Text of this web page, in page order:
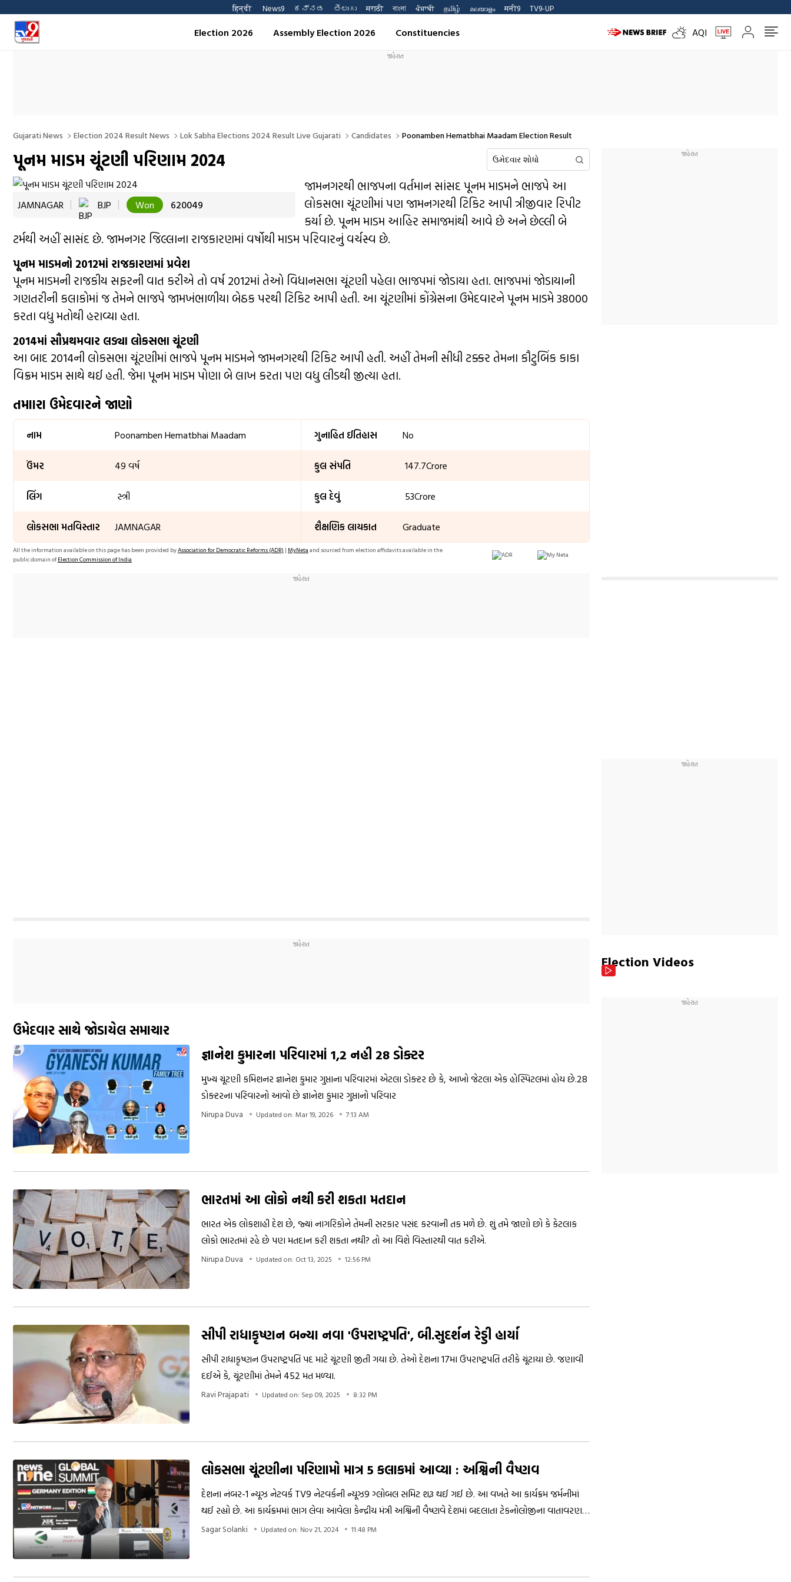
हिन्दी News9 ಕನ್ನಡ తెలుగు मराठी বাংলা ਪੰਜਾਬੀ தமிழ் മലയാളം मनी9 TV9-UP
Election 2026 Assembly Election 2026 Constituencies AQI
Gujarati News Election 2024 Result News Lok Sabha Elections 2024 Result Live Gujarati Candidates Poonamben Hematbhai Maadam Election Result
પૂનમ માડમ ચૂંટણી પરિણામ 2024
JAMNAGAR BJP Won 620049
જામનગરથી ભાજપના વર્તમાન સાંસદ પૂનમ માડમને ભાજપે આ
લોકસભા ચૂંટણીમાં પણ જામનગરથી ટિકિટ આપી ત્રીજીવાર રિપીટ
કર્યા છે. પૂનમ માડમ આહિર સમાજમાંથી આવે છે અને છેલ્લી બે
ટર્મથી અહીં સાસંદ છે. જામનગર જિલ્લાના રાજકારણમાં વર્ષોથી માડમ પરિવારનું વર્ચસ્વ છે.
પૂનમ માડમનો 2012માં રાજકારણમાં પ્રવેશ
પૂનમ માડમની રાજકીય સફરની વાત કરીએ તો વર્ષ 2012માં તેઓ વિધાનસભા ચૂંટણી પહેલા ભાજપમાં જોડાયા હતા. ભાજપમાં જોડાયાની
ગણતરીની કલાકોમાં જ તેમને ભાજપે જામખંભાળીયા બેઠક પરથી ટિકિટ આપી હતી. આ ચૂંટણીમાં કોંગ્રેસના ઉમેદવારને પૂનમ માડમે 38000
કરતા વધુ મતોથી હરાવ્યા હતા.
2014માં સૌપ્રથમવાર લડ્યા લોકસભા ચૂંટણી
આ બાદ 2014ની લોકસભા ચૂંટણીમાં ભાજપે પૂનમ માડમને જામનગરથી ટિકિટ આપી હતી. અહીં તેમની સીધી ટક્કર તેમના કૌટુબિંક કાકા
વિક્રમ માડમ સાથે થઈ હતી. જેમા પૂનમ માડમ પોણા બે લાખ કરતા પણ વધુ લીડથી જીત્યા હતા.
તમાારા ઉમેદવારને જાણો
નામ Poonamben Hematbhai Maadam
ઉંમર 49 વર્ષ
લિંગ સ્ત્રી
લોકસભા મતવિસ્તાર JAMNAGAR
ગુનાહિત ઈતિહાસ No
કુલ સંપતિ ₹ 147.7Crore
કુલ દેવું ₹ 53Crore
શૈક્ષણિક લાયકાત Graduate
All the information available on this page has been provided byAssociation for Democratic Reforms (ADR) | MyNeta and sourced from election affidavits available in the
public domain of Election Commission of India
ઉમેદવાર સાથે જોડાયેલ સમાચાર
જ્ઞાનેશ કુમારના પરિવારમાં 1,2 નહી 28 ડોક્ટર
મુખ્ય ચૂંટણી કમિશનર જ્ઞાનેશ કુમાર ગુપ્તાના પરિવારમાં એટલા ડોક્ટર છે કે, આખો જેટલા એક હોસ્પિટલમાં હોય છે.28
ડોક્ટરના પરિવારનો આવો છે જ્ઞાનેશ કુમાર ગુપ્તાનો પરિવાર
Nirupa Duva Updated on: Mar 19, 2026 7:13 AM
ભારતમાં આ લોકો નથી કરી શકતા મતદાન
ભારત એક લોકશાહી દેશ છે, જ્યાં નાગરિકોને તેમની સરકાર પસંદ કરવાની તક મળે છે. શું તમે જાણો છો કે કેટલાક
લોકો ભારતમાં રહે છે પણ મતદાન કરી શકતા નથી? તો આ વિશે વિસ્તારથી વાત કરીએ.
Nirupa Duva Updated on: Oct 13, 2025 12:56 PM
સીપી રાધાકૃષ્ણન બન્યા નવા 'ઉપરાષ્ટ્રપતિ', બી.સુદર્શન રેડ્ડી હાર્યા
સીપી રાધાકૃષ્ણન ઉપરાષ્ટ્રપતિ પદ માટે ચૂંટણી જીતી ગયા છે. તેઓ દેશના 17મા ઉપરાષ્ટ્રપતિ તરીકે ચૂંટાયા છે. જણાવી
દઈએ કે, ચૂંટણીમાં તેમને 452 મત મળ્યા.
Ravi Prajapati Updated on: Sep 09, 2025 8:32 PM
લોકસભા ચૂંટણીના પરિણામો માત્ર 5 કલાકમાં આવ્યા : અશ્વિની વૈષ્ણવ
દેશના નંબર-1 ન્યૂઝ નેટવર્ક TV9 નેટવર્કની ન્યૂઝ9 ગ્લોબલ સમિટ શરૂ થઈ ગઈ છે. આ વખતે આ કાર્યક્રમ જર્મનીમાં
થઈ રહ્યો છે. આ કાર્યક્રમમાં ભાગ લેવા આવેલા કેન્દ્રીય મંત્રી અશ્વિની વૈષ્ણવે દેશમાં બદલાતા ટેકનોલોજીના વાતાવરણ
વિશે વાત કરી હતી. તેમણે જણાવ્યું કે ભારતમાં ચૂંટણીની દિશા અને સ્થિતિ કેવી રીતે બદલાઈ ગઈ છે.
Sagar Solanki Updated on: Nov 21, 2024 11:48 PM
Election Videos